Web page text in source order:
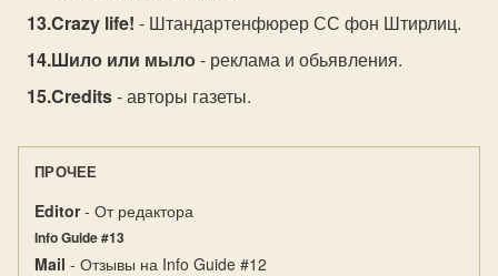
Crazy life! - Штандартенфюрер СС фон Штирлиц.
Шило или мыло- реклама и обьявления.
Credits- авторы газеты.
ПРОЧЕЕ
Editor- От редактора
Info Guide #13
Mail - Отзывы на Info Guide #12